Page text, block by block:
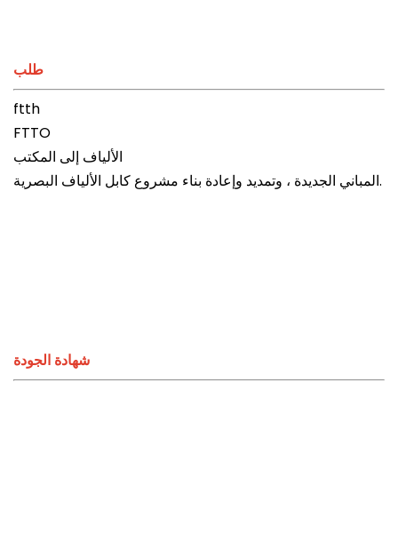
طلب
ftth
FTTO
الألياف إلى المكتب
المباني الجديدة ، وتمديد وإعادة بناء مشروع كابل الألياف البصرية.
شهادة الجودة